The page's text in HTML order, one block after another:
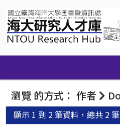
navigation
瀏覽 的方式： 作者
顯示 1 到 2 筆資料，總共 2 筆